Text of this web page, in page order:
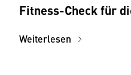
Fitness-Check für
Weiterlesen